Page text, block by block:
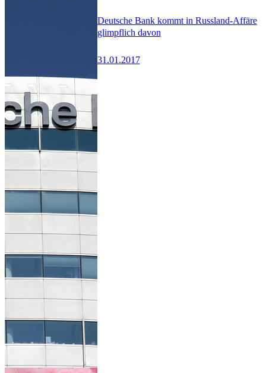
Deutsche Bank kommt in Russland-Affäre
glimpflich davon
31.01.2017